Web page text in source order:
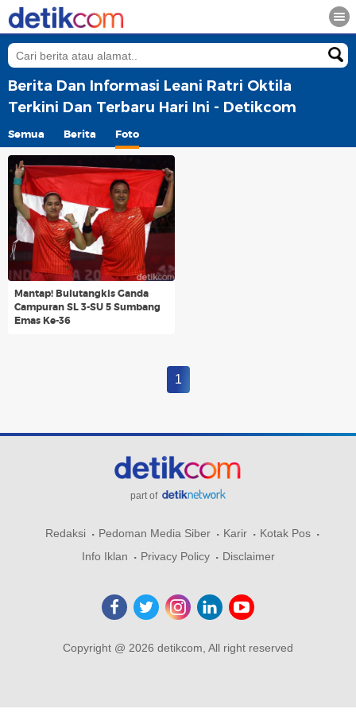
Berita Dan Informasi Leani Ratri Oktila
Terkini Dan Terbaru Hari Ini - Detikcom
Semua Berita Foto
Mantap! Bulutangkis Ganda
Campuran SL 3-SU 5 Sumbang
Emas Ke-36
1
part of
Redaksi Pedoman Media Siber Karir
Kotak Pos
Info Iklan
Privacy Policy Disclaimer
Copyright @ 2026 detikcom, All right reserved